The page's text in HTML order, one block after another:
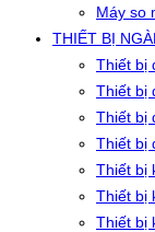
Máy so
THIẾT BỊ
Thiết bị
Thiết bị
Thiết bị
Thiết bị
Thiết bị
Thiết bị
Thiết bị